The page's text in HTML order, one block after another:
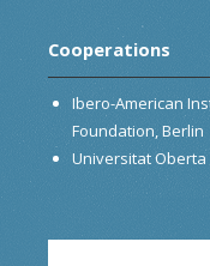
Cooperations
Ibero-American
Foundation, Berlin
Universitat